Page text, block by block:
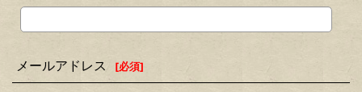
メールアドレス [必須]